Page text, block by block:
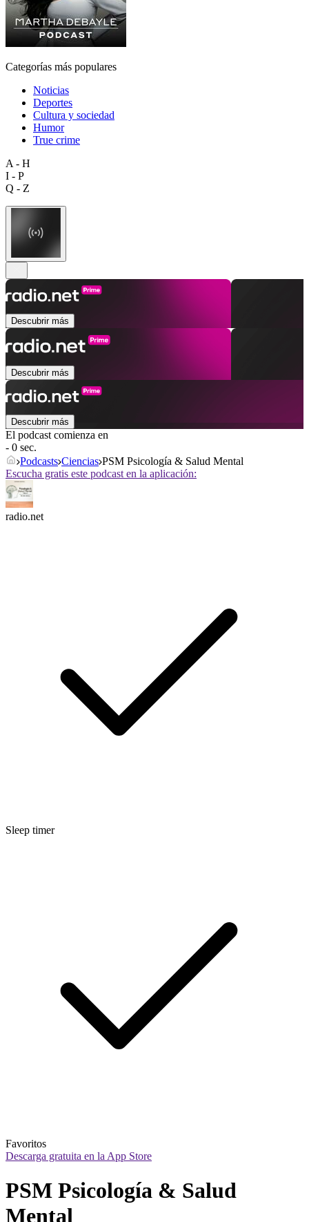
Categorías más populares
Noticias
Deportes
Cultura y sociedad
Humor
True crime
A - H
I - P
Q - Z
Descubrir más
Descubrir más
Descubrir más
El podcast comienza en
- 0 sec.
Podcasts Ciencias PSM Psicología & Salud Mental
Escucha gratis este podcast en la aplicación:
radio.net
Sleep timer
Favoritos
Descarga gratuita en la App Store
PSM Psicología & Salud
Mental